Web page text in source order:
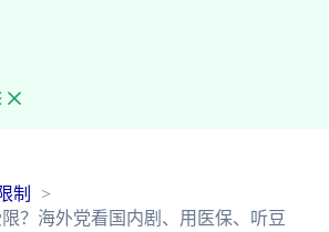
制
？海外党看国内剧、用医保、听豆